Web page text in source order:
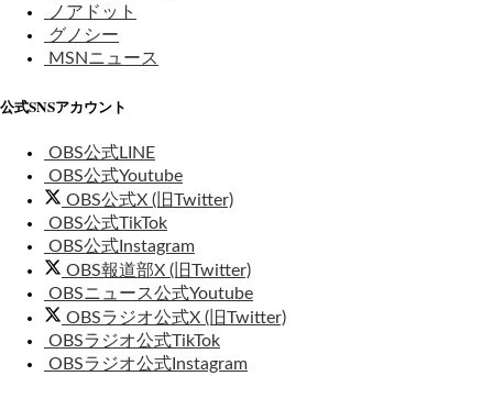
ノアドット
グノシー
MSNニュース
公式SNSアカウント
OBS公式LINE
OBS公式Youtube
OBS公式X (旧Twitter)
OBS公式TikTok
OBS公式Instagram
OBS報道部X (旧Twitter)
OBSニュース公式Youtube
OBSラジオ公式X (旧Twitter)
OBSラジオ公式TikTok
OBSラジオ公式Instagram